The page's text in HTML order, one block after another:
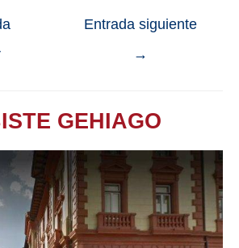
Entrada siguiente
→
GEHIAGO